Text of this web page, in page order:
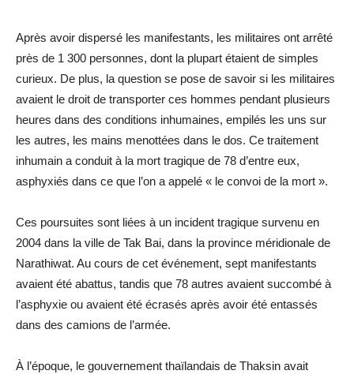
Après avoir dispersé les manifestants, les militaires ont arrêté
près de 1 300 personnes, dont la plupart étaient de simples
curieux. De plus, la question se pose de savoir si les militaires
avaient le droit de transporter ces hommes pendant plusieurs
heures dans des conditions inhumaines, empilés les uns sur
les autres, les mains menottées dans le dos. Ce traitement
inhumain a conduit à la mort tragique de 78 d’entre eux,
asphyxiés dans ce que l’on a appelé « le convoi de la mort ».
Ces poursuites sont liées à un incident tragique survenu en
2004 dans la ville de Tak Bai, dans la province méridionale de
Narathiwat. Au cours de cet événement, sept manifestants
avaient été abattus, tandis que 78 autres avaient succombé à
l’asphyxie ou avaient été écrasés après avoir été entassés
dans des camions de l’armée.
À l’époque, le gouvernement thaïlandais de Thaksin avait